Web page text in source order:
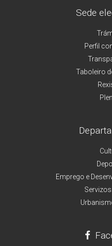
Sede
Perfil
Taboleiro
Emprego e